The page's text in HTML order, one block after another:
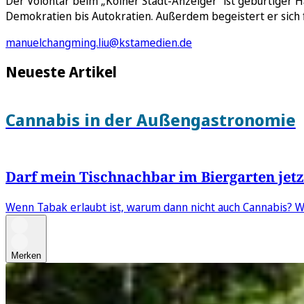
Demokratien bis Autokratien. Außerdem begeistert er sich
manuelchangming.liu@kstamedien.de
Neueste Artikel
Cannabis in der Außengastronomie
Darf mein Tischnachbar im Biergarten
Wenn Tabak erlaubt ist, warum dann nicht auch
Merken